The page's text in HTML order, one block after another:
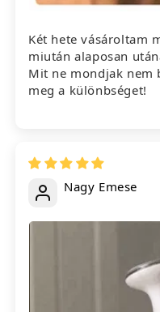
Két hete vásároltam
miután alaposan
Mit ne mondjak nem
meg a különbséget!
Nagy Emese